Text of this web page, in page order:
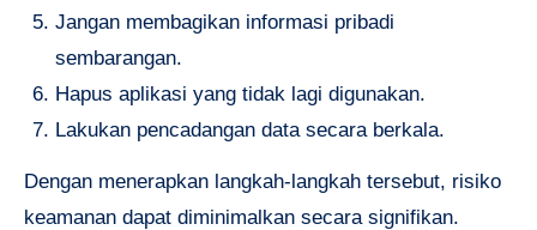
Jangan membagikan informasi pribadi
sembarangan.
Hapus aplikasi yang tidak lagi digunakan.
Lakukan pencadangan data secara berkala.
Dengan menerapkan langkah-langkah tersebut, risiko
keamanan dapat diminimalkan secara signifikan.